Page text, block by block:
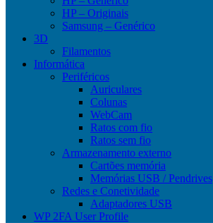
HP – Originais
Samsung – Genérico
3D
Filamentos
Informática
Periféricos
Auriculares
Colunas
WebCam
Ratos com fio
Ratos sem fio
Armazenamento externo
Cartões memória
Memórias USB / Pendrives
Redes e Conetividade
Adaptadores USB
WP 2FA User Profile